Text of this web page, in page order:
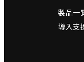
製品一
導入支